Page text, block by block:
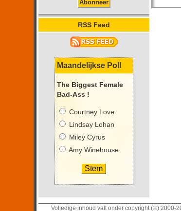
RSS Feed
Maandelijkse Poll
The Biggest Female
Bad-Ass !
Courtney Love
Lindsay Lohan
Miley Cyrus
Amy Winehouse
Volledige inhoud valt onder copyright (©) 2000-